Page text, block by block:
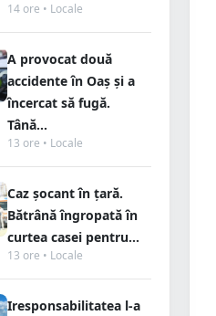
14 ore • Locale
A provocat două
accidente în Oaș și a
încercat să fugă.
Tână...
13 ore • Locale
Caz șocant în țară.
Bătrână îngropată în
curtea casei pentru...
13 ore • Locale
Iresponsabilitatea l-a